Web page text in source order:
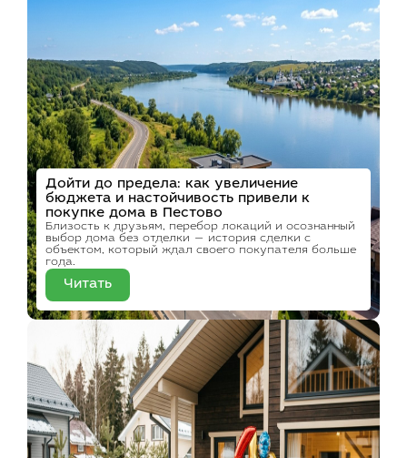
Дойти до предела: как увеличение
бюджета и настойчивость привели к
покупке дома в Пестово
Близость к друзьям, перебор локаций и осознанный
выбор дома без отделки — история сделки с
объектом, который ждал своего покупателя больше
года.
Читать